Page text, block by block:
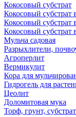
Кокосовый субстрат
Кокосовый субстрат
Кокосовый субстрат
Кокосовый субстрат
Мульча садовая
Разрыхлители,
Агроперлит
Вермикулит
Кора для
Гидрогель для
Цеолит
Доломитовая мука
Торф, грунт, субстрат